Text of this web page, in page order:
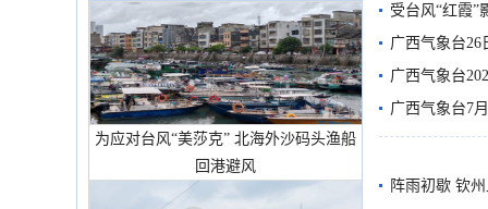
为应对台风“美莎克” 北海外沙码头渔船
回港避风
受台风“红霞”
有较强降雨
广西气象台26
广西气象台
预警
广西气象台7
阵雨初歇 钦